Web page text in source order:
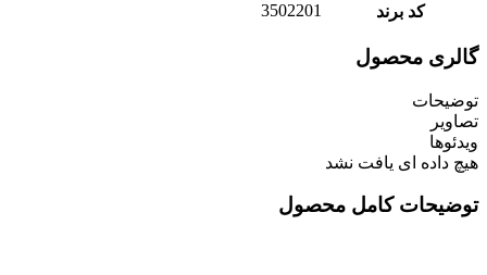
کد برند
3502201
گالری محصول
توضیحات
تصاویر
ویدئوها
هیچ داده ای یافت نشد
توضیحات کامل محصول